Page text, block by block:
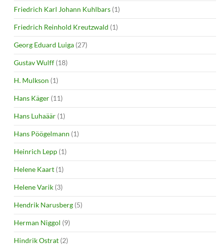
Friedrich Karl Johann Kuhlbars (1)
Friedrich Reinhold Kreutzwald (1)
Georg Eduard Luiga (27)
Gustav Wulff (18)
H. Mulkson (1)
Hans Käger (11)
Hans Luhaäär (1)
Hans Pöögelmann (1)
Heinrich Lepp (1)
Helene Kaart (1)
Helene Varik (3)
Hendrik Narusberg (5)
Herman Niggol (9)
Hindrik Ostrat (2)